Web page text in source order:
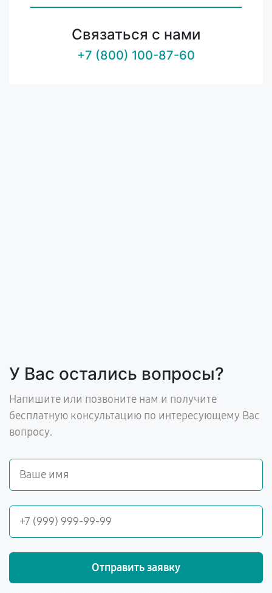
Связаться с нами
+7 (800) 100-87-60
У Вас остались вопросы?
Напишите или позвоните нам и получите
бесплатную консультацию по интересующему Вас
вопросу.
Отправить заявку